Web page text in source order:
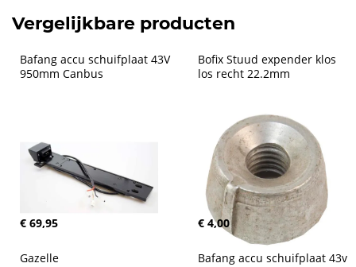
Vergelijkbare producten
Bafang accu schuifplaat 43V
950mm Canbus
€ 69,95
Bofix Stuud expender klos
los recht 22.2mm
€ 4,00
Gazelle
Bafang accu schuifplaat 43v